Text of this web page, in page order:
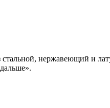
нержавеющий и